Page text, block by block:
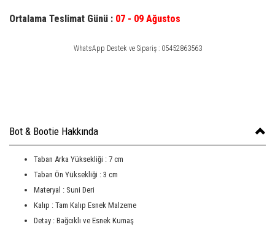
Ortalama Teslimat Günü : 07 - 09 Ağustos
WhatsApp Destek ve Sipariş : 05452863563
Bot & Bootie Hakkında
Taban Arka Yüksekliği : 7 cm
Taban Ön Yüksekliği : 3 cm
Materyal : Suni Deri
Kalıp : Tam Kalıp Esnek Malzeme
Detay : Bağcıklı ve Esnek Kumaş